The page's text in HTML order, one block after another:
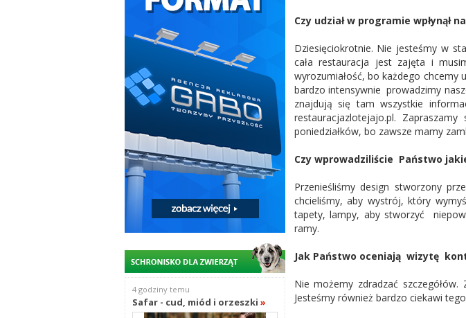
4 godziny temu
Safar - cud, miód i orzeszki »
Czy udział w programie wpłynął
Dziesięciokrotnie. Nie jesteśmy w
cała restauracja jest zajęta i
wyrozumiałość, bo każdego
bardzo intensywnie prowadzimy
znajdują się tam wszystkie
restauracjazlotejajo.pl.
poniedziałków, bo zawsze mamy
Czy wprowadziliście Państwo
Przenieśliśmy design stworzony
chcieliśmy, aby wystrój, który
tapety, lampy, aby stworzyć
ramy.
Jak Państwo oceniają wizytę
Nie możemy zdradzać
Jesteśmy również bardzo ciekawi